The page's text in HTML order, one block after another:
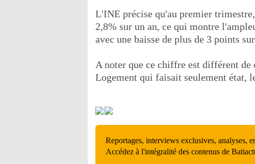
L'INE précise qu'au premier
2,8% sur un an, ce qui montre
avec une baisse de plus de 3 points
A noter que ce chiffre est différent
Logement qui faisait seulement état,
Reportages, interviews exclusives, analyses,
Accédez à l'intégralité des contenus de